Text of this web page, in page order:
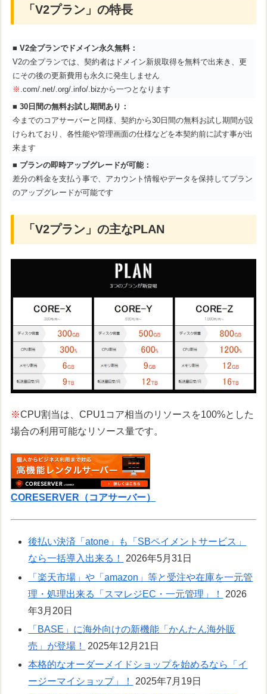
「V2プラン」の特長
■V2全プランでドメイン永久無料：
V2の全プランでは、契約者はドメイン新規取得を無料で出来き、更
にその後の更新費用も永久に発生しません
※ .com/.net/.org/.info/.bizから一つとなります
■30日間の無料お試し期間あり：
今までのコアサーバーと同様、契約から30日間の無料お試し期間が設
けられており、各性能や管理画面の仕様などを本契約前に試す事が出
来ます
■ プランの即時アップグレードが可能：
差分の料金を支払う事で、アカウント情報やデータを保持してプラン
のアップグレードが可能です
「V2プラン」の主なPLAN
※CPU割当は、CPU1コア相当のリソースを100%とした
場合の利用可能なリソース量です。
CORESERVER（コアサーバー）
後払い決済「atone」も「SBペイメントサービス」
なら一括導入出来る！
2026年5月31日
「楽天市場」や「amazon」等と受注や在庫を一元管
理・処理出来る「スマレジEC・一元管理」！
2026
年3月20日
「BASE」に海外向けの新機能「かんたん海外販
売」が登場！
2025年12月21日
本格的なオーダーメイドショップを始めるなら「イ
ージーマイショップ」！
2025年7月19日